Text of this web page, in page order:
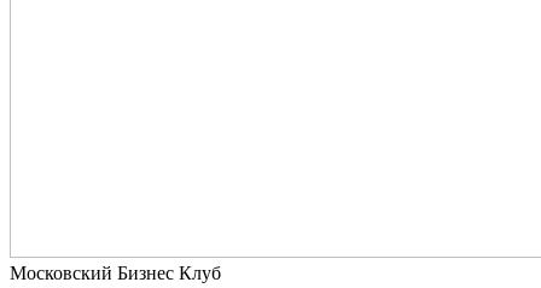
Московский Бизнес Клуб